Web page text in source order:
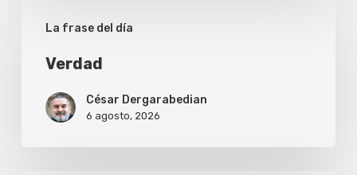
La frase del día
Verdad
César Dergarabedian
6 agosto, 2026